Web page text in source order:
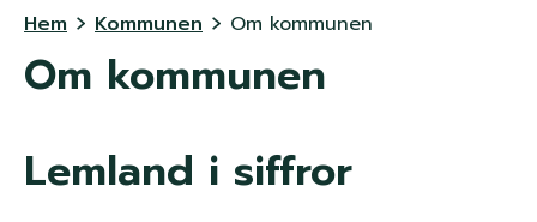
L
ä
k
Hem Kommunen Om kommunen
Om kommunen
Lemland i siffror